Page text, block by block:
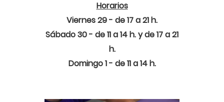
Horarios
Viernes 29 - de 17 a 21 h.
Sábado 30 - de 11 a 14 h. y de 17 a 21
h.
Domingo 1 - de 11 a 14 h.